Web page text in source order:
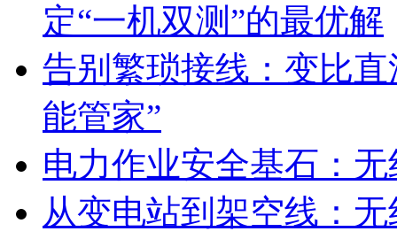
定“一机双测”的最优解
告别繁琐接线：变比
能管家”
电力作业安全基石：
从变电站到架空线：